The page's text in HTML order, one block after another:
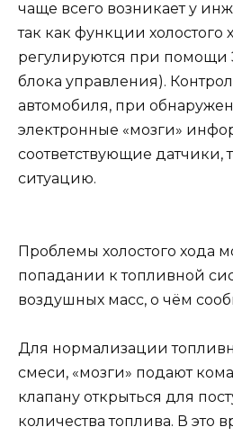
чаще всего возникает у
так как функции холостого
регулируются при помощи
блока управления).
автомобиля, при
электронные «мозги»
соответствующие датчики,
ситуацию.
Проблемы холостого хода
попадании к топливной
воздушных масс, о чём
Для нормализации
смеси, «мозги» подают
клапану открыться для
количества топлива. В это